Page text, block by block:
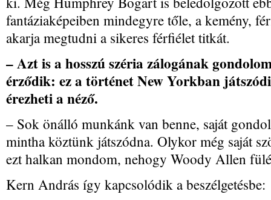
fantáziaképeiben mindegyre tőle, a kemény,
akarja megtudni a sikeres férfiélet titkát.
– Azt is a hosszú széria zálogának
érződik: ez a történet New Yorkban
érezheti a néző.
– Sok önálló munkánk van benne, saját
mintha köztünk játszódna. Olykor még saját
ezt halkan mondom, nehogy Woody Allen
Kern András így kapcsolódik a beszélgetésbe: